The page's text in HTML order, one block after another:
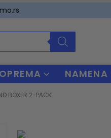
OPREMA NAMENA
BOXER 2-PACK